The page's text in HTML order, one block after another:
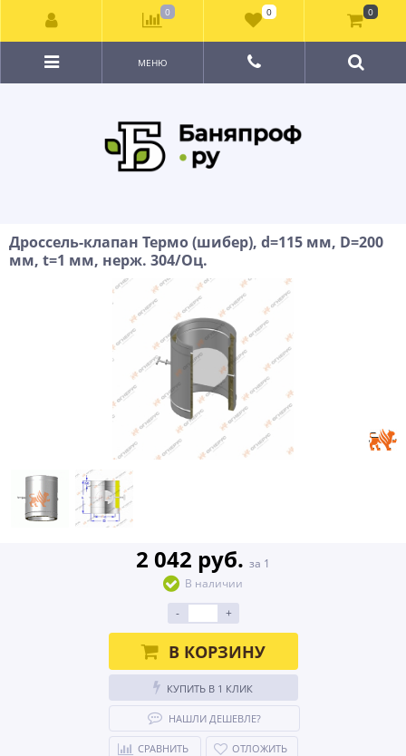
МЕНЮ
Дроссель-клапан Термо (шибер), d=115 мм, D=200
мм, t=1 мм, нерж. 304/Оц.
2 042 руб. за 1
В наличии
-
+
В КОРЗИНУ
КУПИТЬ В 1 КЛИК
НАШЛИ ДЕШЕВЛЕ?
СРАВНИТЬ ОТЛОЖИТЬ
0 0 0